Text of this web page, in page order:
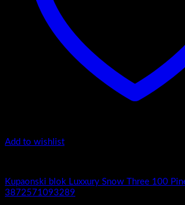
Add to wishlist
Kupaonski blok Luxxury Snow Three 100
3872571093289